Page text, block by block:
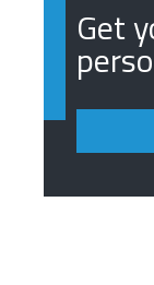
Get